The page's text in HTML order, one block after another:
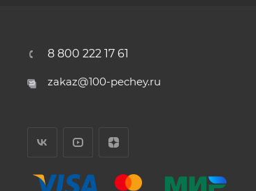
8 800 222 17 61
zakaz@100-pechey.ru